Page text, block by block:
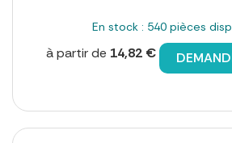
En stock : 540 pièces
à partir de 14,82 €